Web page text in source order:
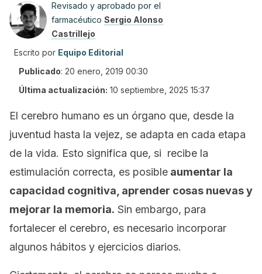
Revisado y aprobado por el
farmacéutico Sergio Alonso
Castrillejo
Escrito por Equipo Editorial
Publicado: 20 enero, 2019 00:30
Última actualización: 10 septiembre, 2025 15:37
El cerebro humano es un órgano que, desde la
juventud hasta la vejez, se adapta en cada etapa
de la vida. Esto significa que, si recibe la
estimulación correcta, es posible aumentar la
capacidad cognitiva, aprender cosas nuevas y
mejorar la memoria. Sin embargo, para
fortalecer el cerebro, es necesario incorporar
algunos hábitos y ejercicios diarios.